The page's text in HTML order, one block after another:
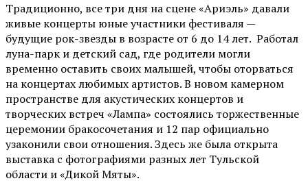
Традиционно, все три дня на сцене«Ариэль» давали
живые концерты юные участники фестиваля —
будущие рок-звезды в возрасте от 6 до 14 лет. Работал
луна-парк и детский сад, где родители могли
временно оставить своих малышей, чтобы оторваться
на концертах любимых артистов. В новом камерном
пространстве для акустических концертов и
творческих встреч «Лампа» состоялись торжественные
церемонии бракосочетания и 12 пар официально
узаконили свои отношения. Здесь же была открыта
выставка с фотографиями разных лет Тульской
области и «Дикой Мяты».